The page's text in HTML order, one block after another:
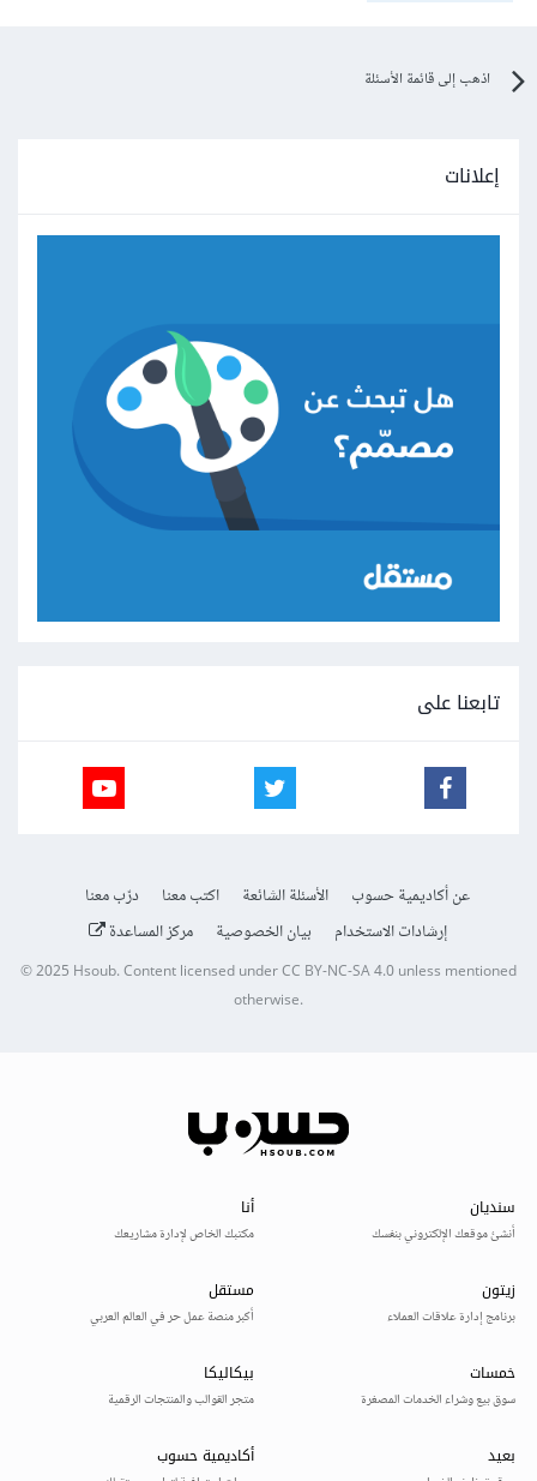
اذهب إلى قائمة الأسئلة
إعلانات
تابعنا على
عن أكاديمية حسوب الأسئلة الشائعة اكتب معنا
درّب معنا
إرشادات الاستخدام
بيان الخصوصية مركز المساعدة
© 2025Hsoub.Content licensed underCC BY-NC-SA 4.0unless mentioned
otherwise.